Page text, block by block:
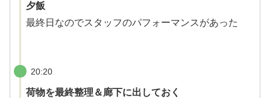
夕飯
最終日なのでスタッフのパフォーマンスがあった
20:20
荷物を最終整理＆廊下に出しておく